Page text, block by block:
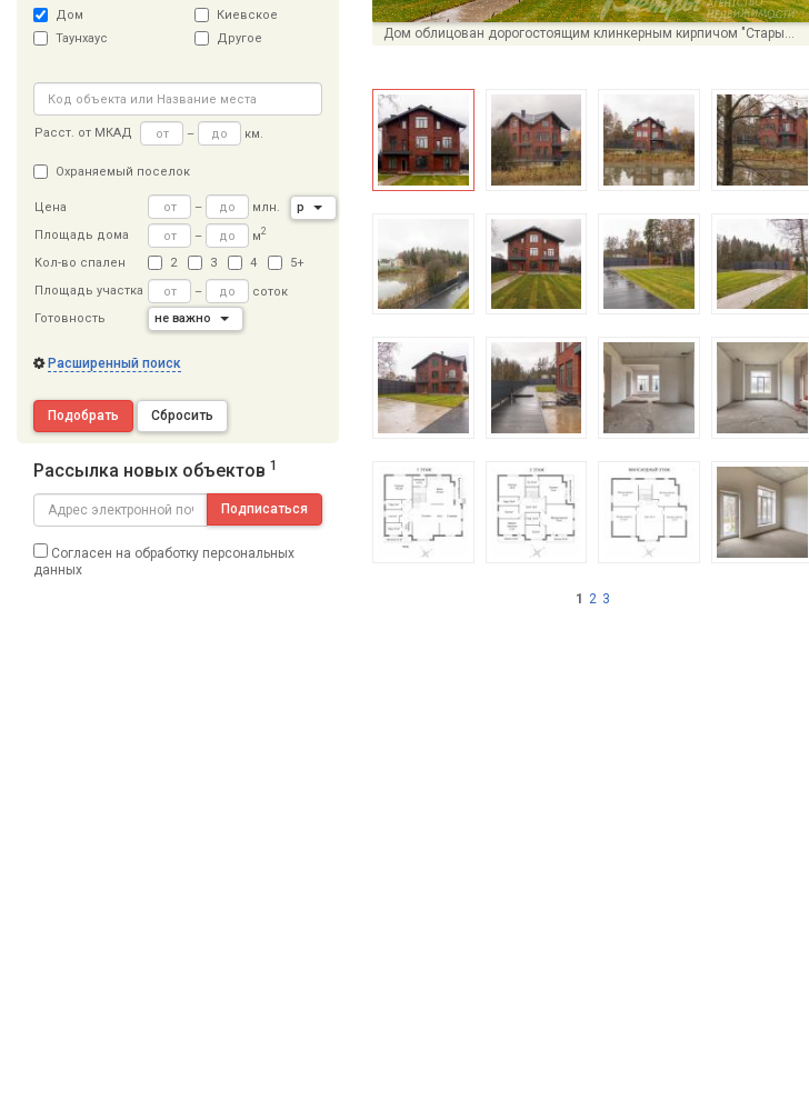
Дом
Таунхаус
Киевское
Другое
Расст. от МКАД – км.
Охраняемый поселок
Цена – млн.
р
Площадь дома
– м2
Кол-во спален 2 3 4
5+
Площадь участка
–
соток
Готовность
не важно
Расширенный поиск
Подобрать Сбросить
Рассылка новых объектов 1
Подписаться
Согласен на обработку персональных
данных
Дом облицован дорогостоящим клинкерным кирпичом "Старый город" М3
1 2 3